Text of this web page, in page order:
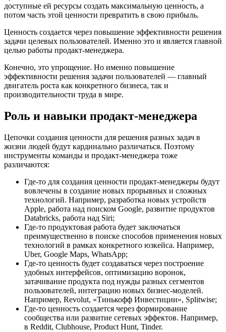
доступные ей ресурсы создать максимальную ценность, а
потом часть этой ценности превратить в свою прибыль.
Ценность создается через повышение эффективности решения
задачи целевых пользователей. Именно это и является главной
целью работы продакт-менеджера.
Конечно, это упрощение. Но именно повышение
эффективности решения задачи пользователей — главный
двигатель роста как конкретного бизнеса, так и
производительности труда в мире.
Роль и навыки продакт-менеджера
Цепочки создания ценности для решения разных задач в
жизни людей будут кардинально различаться. Поэтому
инструменты команды и продакт-менеджера тоже
различаются:
Где-то для создания ценности продакт-менеджеры будут
вовлечены в создание новых прорывных и сложных
технологий. Например, разработка новых устройств
Apple, работа над поиском Google, развитие продуктов
Databricks, работа над Siri;
Где-то продуктовая работа будет заключаться
преимущественно в поиске способов применения новых
технологий в рамках конкретного юзкейса. Например,
Uber, Google Maps, WhatsApp;
Где-то ценность будет создаваться через построение
удобных интерфейсов, оптимизацию воронок,
затачивание продукта под нужды разных сегментов
пользователей, интеграцию новых бизнес-моделей.
Например, Revolut, «Тинькофф Инвестиции», Splitwise;
Где-то ценность создается через формирование
сообщества или развитие сетевых эффектов. Например,
в Reddit, Clubhouse, Product Hunt, Tinder.